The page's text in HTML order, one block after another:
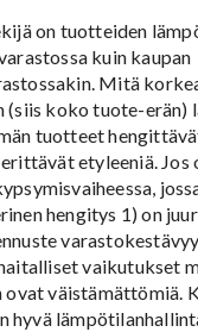
on tuotteiden
kuin kaupan
Mitä
(siis koko tuote-erän)
tuotteet
etyleeniä. Jos
hengitys 1) on
vaikutukset
väistämättömiä.
hyvä